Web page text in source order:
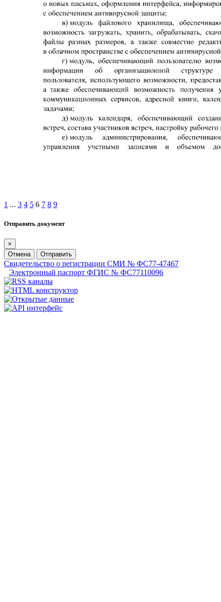
1 ... 3 4 5 6 7 8 9
Отправить документ
×
Отмена
Отправить
Свидетельство о регистрации СМИ № ФС77-47467
Электронный паспорт ФГИС № ФС77110096